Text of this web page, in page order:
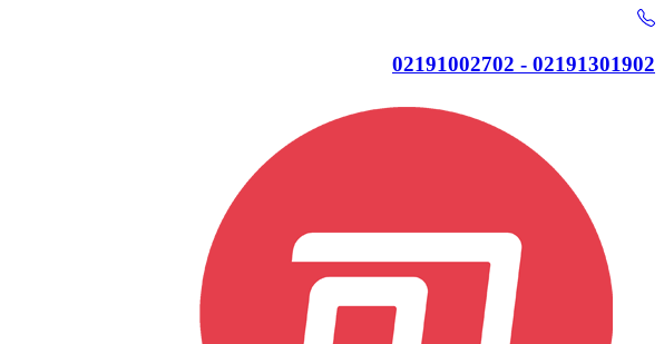
02191301902 - 02191002702